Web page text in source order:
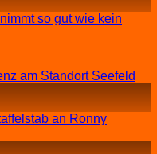
so gut wie kein
am Standort Seefeld
an Ronny